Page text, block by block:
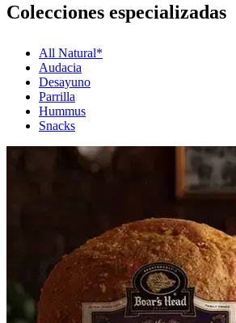
Colecciones especializadas
All Natural*
Audacia
Desayuno
Parrilla
Hummus
Snacks